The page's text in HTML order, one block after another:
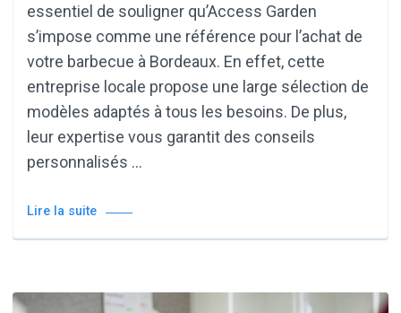
essentiel de souligner qu’Access Garden
s’impose comme une référence pour l’achat de
votre barbecue à Bordeaux. En effet, cette
entreprise locale propose une large sélection de
modèles adaptés à tous les besoins. De plus,
leur expertise vous garantit des conseils
personnalisés …
Lire la suite